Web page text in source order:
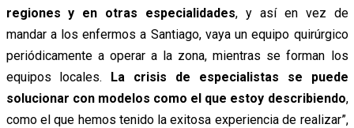
regiones y en otras especialidades, y así en vez de
mandar a los enfermos a Santiago, vaya un equipo quirúrgico
periódicamente a operar a la zona, mientras se forman los
equipos locales. La crisis de especialistas se puede
solucionar con modelos como el que estoy describiendo,
como el que hemos tenido la exitosa experiencia de realizar”,